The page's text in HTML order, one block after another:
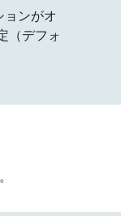
ンがオ
（デフォ